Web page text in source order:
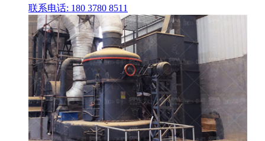
联系电话: 180 3780 8511